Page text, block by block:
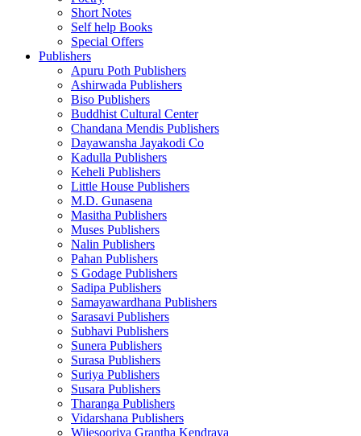
Short Notes
Self help Books
Special Offers
Publishers
Apuru Poth Publishers
Ashirwada Publishers
Biso Publishers
Buddhist Cultural Center
Chandana Mendis Publishers
Dayawansha Jayakodi Co
Kadulla Publishers
Keheli Publishers
Little House Publishers
M.D. Gunasena
Masitha Publishers
Muses Publishers
Nalin Publishers
Pahan Publishers
S Godage Publishers
Sadipa Publishers
Samayawardhana Publishers
Sarasavi Publishers
Subhavi Publishers
Sunera Publishers
Surasa Publishers
Suriya Publishers
Susara Publishers
Tharanga Publishers
Vidarshana Publishers
Wijesooriya Grantha Kendraya